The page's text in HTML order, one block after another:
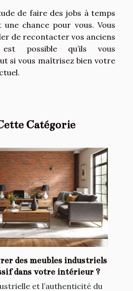
de faire des jobs à temps
une chance pour vous. Vous
de recontacter vos anciens
possible qu’ils vous
si vous maîtrisez bien votre
Catégorie
des meubles industriels
dans votre intérieur ?
et l’authenticité du